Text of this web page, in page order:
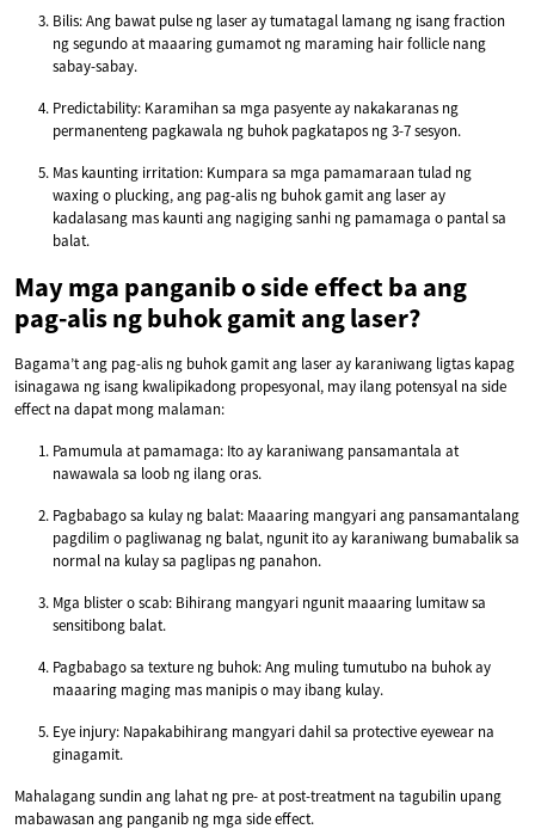
Bilis: Ang bawat pulse ng laser ay tumatagal lamang ng isang fraction
ng segundo at maaaring gumamot ng maraming hair follicle nang
sabay-sabay.
Predictability: Karamihan sa mga pasyente ay nakakaranas ng
permanenteng pagkawala ng buhok pagkatapos ng 3-7 sesyon.
Mas kaunting irritation: Kumpara sa mga pamamaraan tulad ng
waxing o plucking, ang pag-alis ng buhok gamit ang laser ay
kadalasang mas kaunti ang nagiging sanhi ng pamamaga o pantal sa
balat.
May mga panganib o side effect ba ang
pag-alis ng buhok gamit ang laser?
Bagama’t ang pag-alis ng buhok gamit ang laser ay karaniwang ligtas kapag
isinagawa ng isang kwalipikadong propesyonal, may ilang potensyal na side
effect na dapat mong malaman:
Pamumula at pamamaga: Ito ay karaniwang pansamantala at
nawawala sa loob ng ilang oras.
Pagbabago sa kulay ng balat: Maaaring mangyari ang pansamantalang
pagdilim o pagliwanag ng balat, ngunit ito ay karaniwang bumabalik sa
normal na kulay sa paglipas ng panahon.
Mga blister o scab: Bihirang mangyari ngunit maaaring lumitaw sa
sensitibong balat.
Pagbabago sa texture ng buhok: Ang muling tumutubo na buhok ay
maaaring maging mas manipis o may ibang kulay.
Eye injury: Napakabihirang mangyari dahil sa protective eyewear na
ginagamit.
Mahalagang sundin ang lahat ng pre- at post-treatment na tagubilin upang
mabawasan ang panganib ng mga side effect.